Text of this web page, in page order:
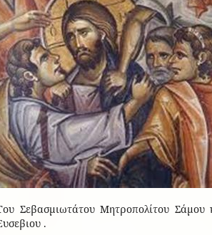
Σεβασμιωτάτου Μητροπολίτου Σάμου
.